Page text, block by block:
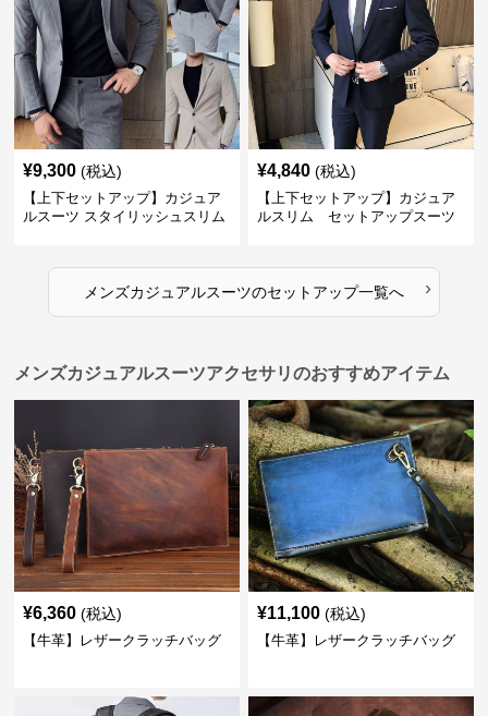
¥9,300 (税込)
【上下セットアップ】カジュア
ルスーツ スタイリッシュスリム
¥4,840 (税込)
【上下セットアップ】カジュア
ルスリム セットアップスーツ
メンズカジュアルスーツのセットアップ一覧へ ›
メンズカジュアルスーツアクセサリのおすすめアイテム
¥6,360 (税込)
【牛革】レザークラッチバッグ
¥11,100 (税込)
【牛革】レザークラッチバッグ